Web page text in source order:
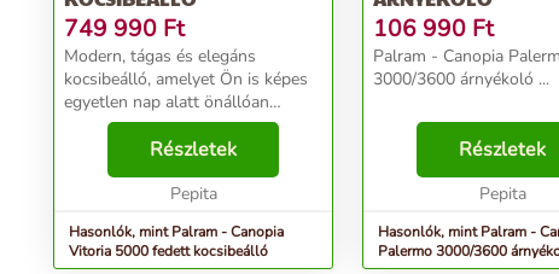
749 990 Ft
Modern, tágas és elegáns
kocsibeálló, amelyet Ön is képes
egyetlen nap alatt önállóan
felépíteni, köszönhetően a Palram
cég okos technológiájának
Gyakorlatilag örökös konstrukció
80 x 40 mm vastag...
Részletek
Pepita
Hasonlók, mint Palram - Canopia
Vitoria 5000 fedett kocsibeálló
106 990 Ft
Palram - Canopia
3000/3600 árnyékoló ...
Részletek
Pepita
Hasonlók, mint Palram -
Palermo 3000/3600